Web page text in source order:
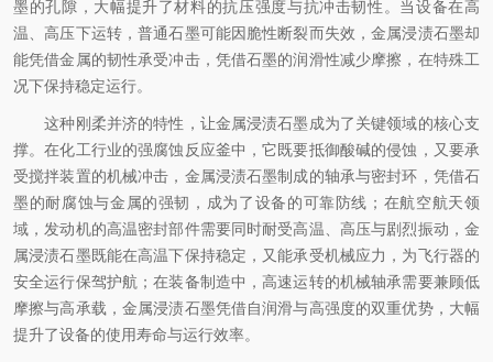
墨的孔隙，大幅提升了材料的抗压强度与抗冲击韧性。当设备在高
温、高压下运转，普通石墨可能因脆性断裂而失效，金属浸渍石墨却
能凭借金属的韧性承受冲击，凭借石墨的润滑性减少摩擦，在特殊工
况下保持稳定运行。
这种刚柔并济的特性，让金属浸渍石墨成为了关键领域的核心支
撑。在化工行业的强腐蚀反应釜中，它既要抵御酸碱的侵蚀，又要承
受搅拌装置的机械冲击，金属浸渍石墨制成的轴承与密封环，凭借石
墨的耐腐蚀与金属的强韧，成为了设备的可靠防线；在航空航天领
域，发动机的高温密封部件需要同时耐受高温、高压与剧烈振动，金
属浸渍石墨既能在高温下保持稳定，又能承受机械应力，为飞行器的
安全运行保驾护航；在装备制造中，高速运转的机械轴承需要兼顾低
摩擦与高承载，金属浸渍石墨凭借自润滑与高强度的双重优势，大幅
提升了设备的使用寿命与运行效率。